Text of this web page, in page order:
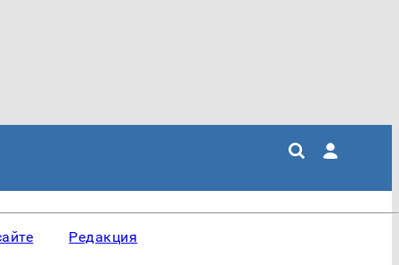
Редакция